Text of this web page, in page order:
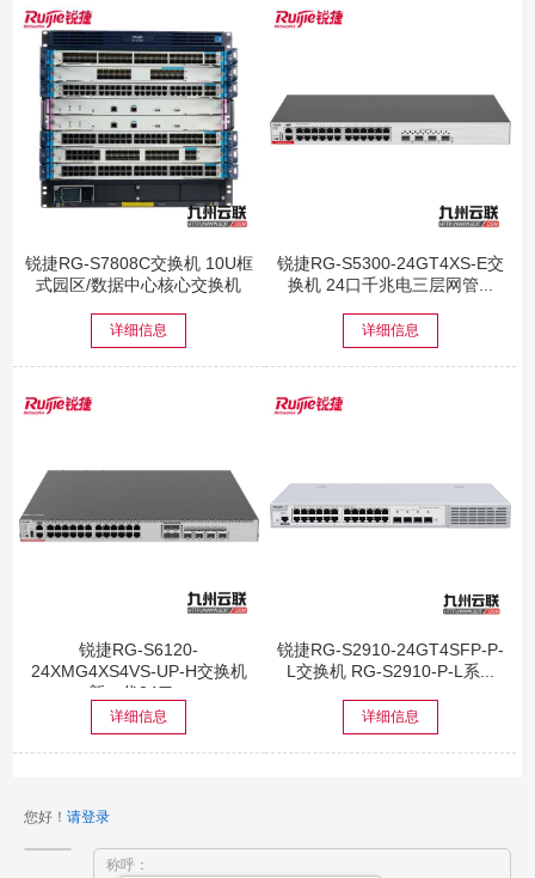
锐捷RG-S7808C交换机 10U框
式园区/数据中心核心交换机
详细信息
锐捷RG-S5300-24GT4XS-E交
换机 24口千兆电三层网管...
详细信息
锐捷RG-S6120-
24XMG4XS4VS-UP-H交换机
新一代24口...
详细信息
锐捷RG-S2910-24GT4SFP-P-
L交换机 RG-S2910-P-L系...
详细信息
您好！ 请登录
称呼：